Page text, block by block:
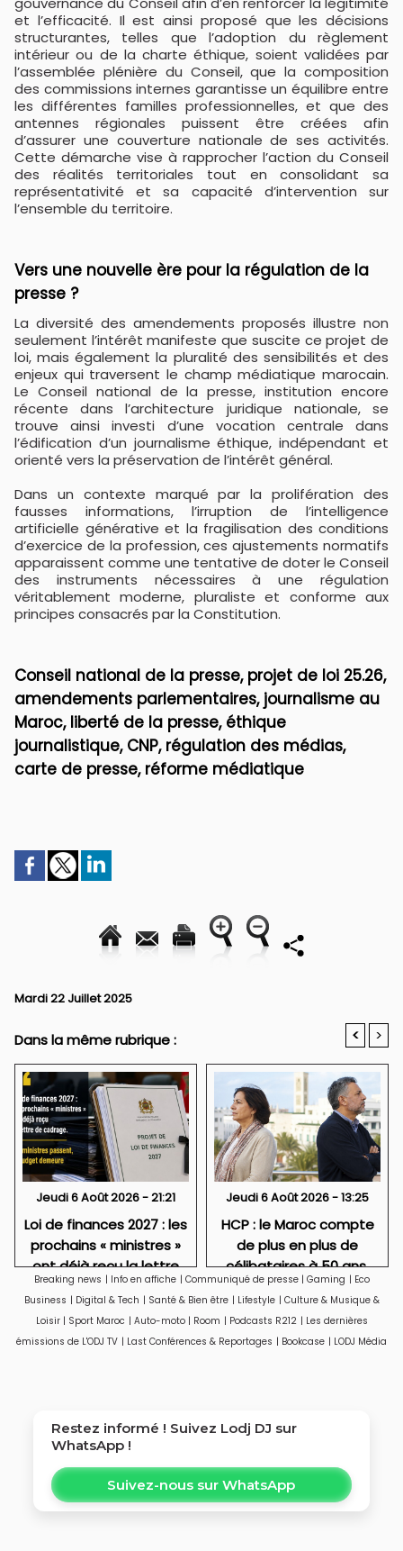
et l’efficacité. Il est ainsi proposé que les décisions
structurantes, telles que l’adoption du règlement
intérieur ou de la charte éthique, soient validées par
l’assemblée plénière du Conseil, que la composition
des commissions internes garantisse un équilibre entre
les différentes familles professionnelles, et que des
antennes régionales puissent être créées afin
d’assurer une couverture nationale de ses activités.
Cette démarche vise à rapprocher l’action du Conseil
des réalités territoriales tout en consolidant sa
représentativité et sa capacité d’intervention sur
l’ensemble du territoire.
​Vers une nouvelle ère pour la régulation de la
presse ?
La diversité des amendements proposés illustre non
seulement l’intérêt manifeste que suscite ce projet de
loi, mais également la pluralité des sensibilités et des
enjeux qui traversent le champ médiatique marocain.
Le Conseil national de la presse, institution encore
récente dans l’architecture juridique nationale, se
trouve ainsi investi d’une vocation centrale dans
l’édification d’un journalisme éthique, indépendant et
orienté vers la préservation de l’intérêt général.
Dans un contexte marqué par la prolifération des
fausses informations, l’irruption de l’intelligence
artificielle générative et la fragilisation des conditions
d’exercice de la profession, ces ajustements normatifs
apparaissent comme une tentative de doter le Conseil
des instruments nécessaires à une régulation
véritablement moderne, pluraliste et conforme aux
principes consacrés par la Constitution.
Conseil national de la presse, projet de loi 25.26,
amendements parlementaires, journalisme au
Maroc, liberté de la presse, éthique
journalistique, CNP, régulation des médias,
carte de presse, réforme médiatique
Mardi 22 Juillet 2025
Dans la même rubrique : < >
Jeudi 6 Août 2026 - 21:21
Loi de finances 2027 : les
prochains « ministres »
ont déjà reçu la lettre
de cadrage
Jeudi 6 Août 2026 - 13:25
HCP : le Maroc compte
de plus en plus de
célibataires à 50 ans,
particulièrement des
femmes
Breaking news | Info en affiche | Communiqué de presse | Gaming | Eco
Business | Digital & Tech | Santé & Bien être | Lifestyle | Culture & Musique &
Loisir | Sport Maroc | Auto-moto | Room | Podcasts R212 | Les dernières
émissions de L'ODJ TV | Last Conférences & Reportages | Bookcase | LODJ Média
Restez informé ! Suivez Lodj DJ sur
WhatsApp !
Suivez-nous sur WhatsApp